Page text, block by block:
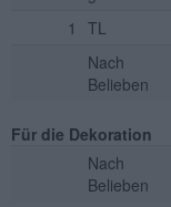
1
TL
Nach
Belieben
Für die Dekoration
Nach
Belieben